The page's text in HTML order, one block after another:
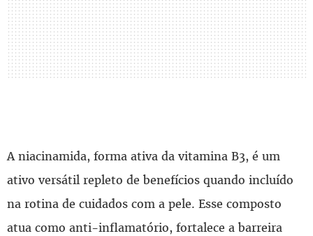
A niacinamida, forma ativa da vitamina B3, é um
ativo versátil repleto de benefícios quando incluído
na rotina de cuidados com a pele. Esse composto
atua como anti-inflamatório, fortalece a barreira